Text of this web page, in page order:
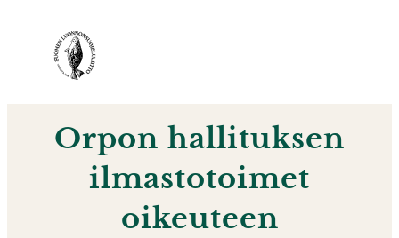
Orpon hallituksen
ilmastotoimet
oikeuteen